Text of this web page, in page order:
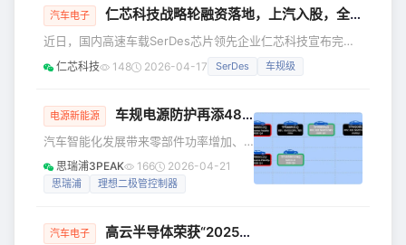
中实现对芯片表面温度的精准控制，使
温度漂移低至0.1ppm/°C，满足高端仪
器仪表对高稳定度电压基准的苛刻需
求，适用于精密测量设备及高可靠性应
方案，如需更高T
汽车电子 仁芯科技战略轮融资落地，上汽入股，全力推进SerDes规模量产
近日，国内高速车载SerDes芯片领先企业仁芯科技宣布完成
战略轮融资。本轮融资由上汽金控联合旗下尚颀资本，以及天
泓资本、奇安投资等产业资本共同加投。此次战略投资的落
司整体运营实力等方面，已获得头部汽车产业资本的高度认
可，为公司下一阶段的规模化、体系化发展注入强劲动力。
作为本轮战略投资的核心参与方，上汽金控与尚颀资本表示：
“SerDes是智能网
仁芯科技 148 2026-04-17 SerDes 车规级
电源新能源 车规电源防护再添48V架构利器！ 思瑞浦多款全
汽车智能化发展带来零部件功率增加、
供电网络复杂等挑战，其中电源防反灌
是供电安全必不可缺的一环。传统二极
电路存在成本高、选型难的现状。通过
思瑞浦3PEAK 166 2026-04-21
思瑞浦 理想二极管控制器
汽车电子 高云半导体荣获“2025电子元器件行业优秀汽车电子芯片国产品牌企业”大奖